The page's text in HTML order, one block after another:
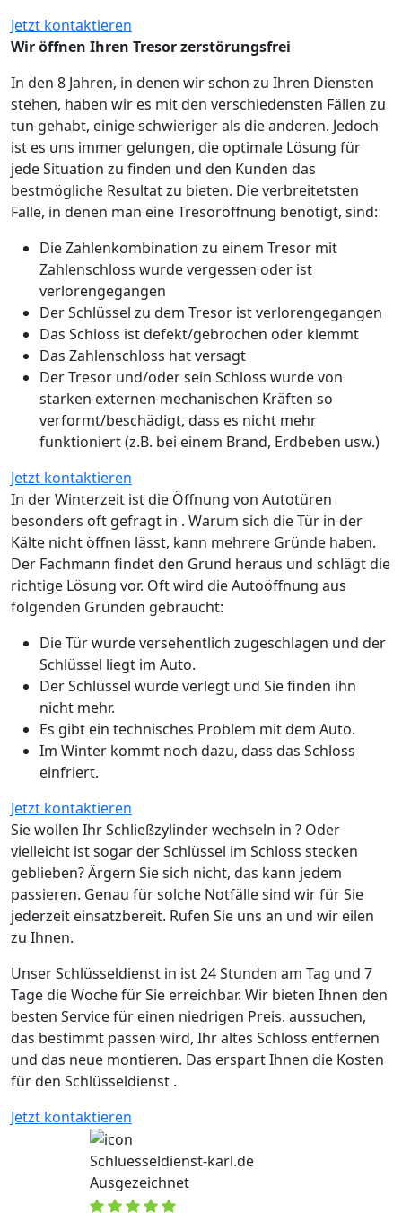
Jetzt kontaktieren
Wir öffnen Ihren Tresor zerstörungsfrei
In den 8 Jahren, in denen wir schon zu Ihren Diensten
stehen, haben wir es mit den verschiedensten Fällen zu
tun gehabt, einige schwieriger als die anderen. Jedoch
ist es uns immer gelungen, die optimale Lösung für
jede Situation zu finden und den Kunden das
bestmögliche Resultat zu bieten. Die verbreitetsten
Fälle, in denen man eine Tresoröffnung benötigt, sind:
Die Zahlenkombination zu einem Tresor mit
Zahlenschloss wurde vergessen oder ist
verlorengegangen
Der Schlüssel zu dem Tresor ist verlorengegangen
Das Schloss ist defekt/gebrochen oder klemmt
Das Zahlenschloss hat versagt
Der Tresor und/oder sein Schloss wurde von
starken externen mechanischen Kräften so
verformt/beschädigt, dass es nicht mehr
funktioniert (z.B. bei einem Brand, Erdbeben usw.)
Jetzt kontaktieren
In der Winterzeit ist die Öffnung von Autotüren
besonders oft gefragt in . Warum sich die Tür in der
Kälte nicht öffnen lässt, kann mehrere Gründe haben.
Der Fachmann findet den Grund heraus und schlägt die
richtige Lösung vor. Oft wird die Autoöffnung aus
folgenden Gründen gebraucht:
Die Tür wurde versehentlich zugeschlagen und der
Schlüssel liegt im Auto.
Der Schlüssel wurde verlegt und Sie finden ihn
nicht mehr.
Es gibt ein technisches Problem mit dem Auto.
Im Winter kommt noch dazu, dass das Schloss
einfriert.
Jetzt kontaktieren
Sie wollen Ihr Schließzylinder wechseln in ? Oder
vielleicht ist sogar der Schlüssel im Schloss stecken
geblieben? Ärgern Sie sich nicht, das kann jedem
passieren. Genau für solche Notfälle sind wir für Sie
jederzeit einsatzbereit. Rufen Sie uns an und wir eilen
zu Ihnen.
Unser Schlüsseldienst in ist 24 Stunden am Tag und 7
Tage die Woche für Sie erreichbar. Wir bieten Ihnen den
besten Service für einen niedrigen Preis. aussuchen,
das bestimmt passen wird, Ihr altes Schloss entfernen
und das neue montieren. Das erspart Ihnen die Kosten
für den Schlüsseldienst .
Jetzt kontaktieren
Schluesseldienst-karl.de
Ausgezeichnet